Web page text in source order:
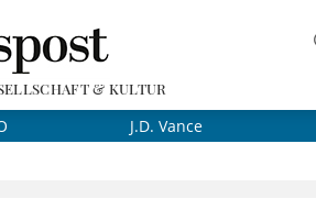
& KULTUR
J.D. Vance